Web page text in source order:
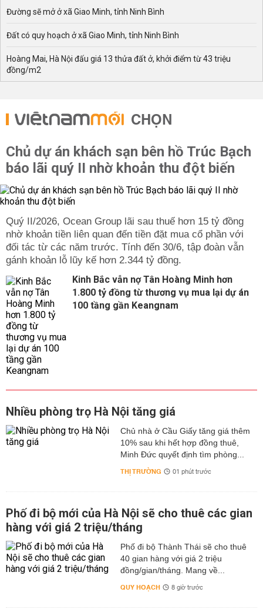
Đường sẽ mở ở xã Giao Minh, tỉnh Ninh Bình
Đất có quy hoạch ở xã Giao Minh, tỉnh Ninh Bình
Hoàng Mai, Hà Nội đấu giá 13 thửa đất ở, khởi điểm từ 43 triệu
đồng/m2
CHỌN
Chủ dự án khách sạn bên hồ Trúc Bạch
báo lãi quý II nhờ khoản thu đột biến
Quý II/2026, Ocean Group lãi sau thuế hơn 15 tỷ đồng
nhờ khoản tiền liên quan đến tiền đặt mua cổ phần với
đối tác từ các năm trước. Tính đến 30/6, tập đoàn vẫn
gánh khoản lỗ lũy kế hơn 2.344 tỷ đồng.
Kinh Bắc vẫn nợ Tân Hoàng Minh hơn
1.800 tỷ đồng từ thương vụ mua lại dự án
100 tầng gần Keangnam
Nhiều phòng trọ Hà Nội tăng giá
Chủ nhà ở Cầu Giấy tăng giá thêm
10% sau khi hết hợp đồng thuê,
Minh Đức quyết định tìm phòng...
THỊ TRƯỜNG 01 phút trước
Phố đi bộ mới của Hà Nội sẽ cho thuê các gian
hàng với giá 2 triệu/tháng
Phố đi bộ Thành Thái sẽ cho thuê
40 gian hàng với giá 2 triệu
đồng/gian/tháng. Mang về...
QUY HOẠCH 8 giờ trước